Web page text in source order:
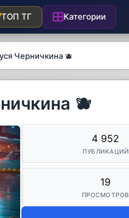
ТОП ТГ Категории
Черничкина 🫐
🫐
4 952
ПУБЛИКАЦИЙ
19
ПРОСМОТРОВ